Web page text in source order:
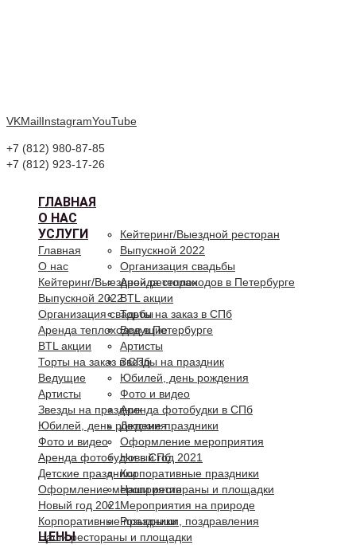
VKMailInstagramYouTube
+7 (812) 980-87-85
+7 (812) 923-17-26
ГЛАВНАЯ
О НАС
УСЛУГИ
Кейтеринг/Выездной ресторан
Выпускной 2022
Организация свадьбы
Аренда теплоходов в Петербурге
BTL акции
Торты на заказ в СПб
Ведущие
Артисты
Звезды на праздник
Юбилей, день рождения
Фото и видео
Аренда фотобудки в СПб
Детские праздники
Оформление мероприятия
Новый год 2021
Корпоративные праздники
Наши рестораны и площадки
Мероприятия на природе
Розыгрыши, поздравления
ЦЕНЫ
Главная
О нас
Кейтеринг/Выездной ресторан
Выпускной 2022
Организация свадьбы
Аренда теплоходов в Петербурге
BTL акции
Торты на заказ в СПб
Ведущие
Артисты
Звезды на праздник
Юбилей, день рождения
Фото и видео
Аренда фотобудки в СПб
Детские праздники
Оформление мероприятия
Новый год 2021
Корпоративные праздники
Наши рестораны и площадки